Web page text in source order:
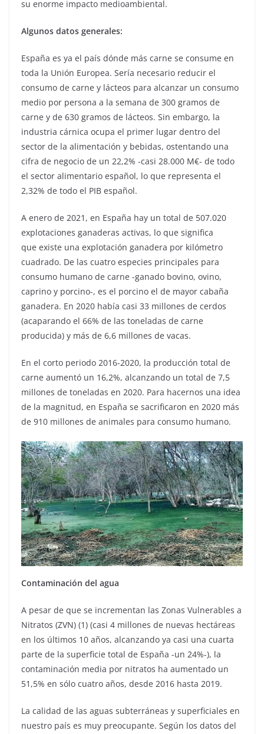
su enorme impacto medioambiental.
Algunos datos generales:
España es ya el país dónde más carne se consume en
toda la Unión Europea. Sería necesario reducir el
consumo de carne y lácteos para alcanzar un consumo
medio por persona a la semana de 300 gramos de
carne y de 630 gramos de lácteos. Sin embargo, la
industria cárnica ocupa el primer lugar dentro del
sector de la alimentación y bebidas, ostentando una
cifra de negocio de un 22,2% -casi 28.000 M€- de todo
el sector alimentario español, lo que representa el
2,32% de todo el PIB español.
A enero de 2021, en España hay un total de 507.020
explotaciones ganaderas activas, lo que significa
que existe una explotación ganadera por kilómetro
cuadrado. De las cuatro especies principales para
consumo humano de carne -ganado bovino, ovino,
caprino y porcino-, es el porcino el de mayor cabaña
ganadera. En 2020 había casi 33 millones de cerdos
(acaparando el 66% de las toneladas de carne
producida) y más de 6,6 millones de vacas.
En el corto periodo 2016-2020, la producción total de
carne aumentó un 16,2%, alcanzando un total de 7,5
millones de toneladas en 2020. Para hacernos una idea
de la magnitud, en España se sacrificaron en 2020 más
de 910 millones de animales para consumo humano.
Contaminación del agua
A pesar de que se incrementan las Zonas Vulnerables a
Nitratos (ZVN) (1) (casi 4 millones de nuevas hectáreas
en los últimos 10 años, alcanzando ya casi una cuarta
parte de la superficie total de España -un 24%-), la
contaminación media por nitratos ha aumentado un
51,5% en sólo cuatro años, desde 2016 hasta 2019.
La calidad de las aguas subterráneas y superficiales en
nuestro país es muy preocupante. Según los datos del